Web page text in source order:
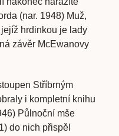
(nar. 1948) Muž,
hrdinkou je lady
závěr McEwanovy
Stříbrným
i kompletní knihu
Půlnoční mše
do nich přispěl